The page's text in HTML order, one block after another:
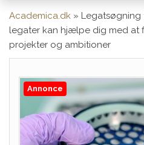
Academica.dk » Legatsøgning
legater kan hjælpe dig med at
projekter og ambitioner
Annonce